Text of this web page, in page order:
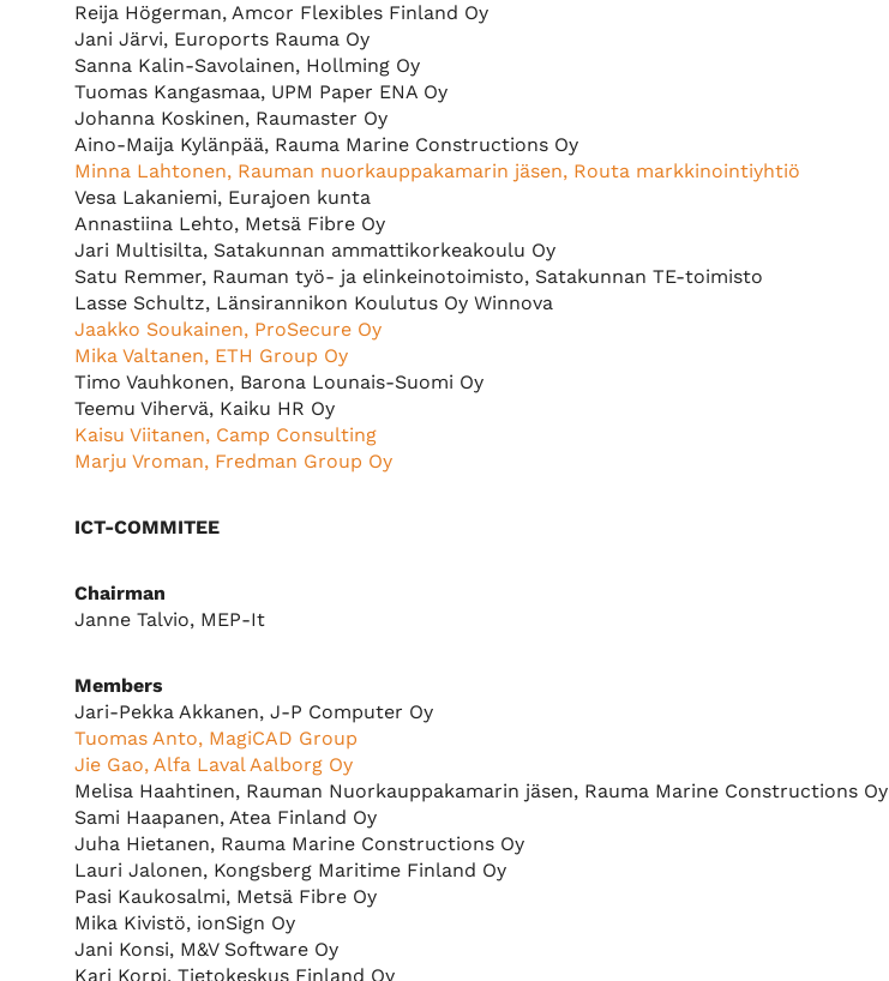
Reija Högerman, Amcor Flexibles Finland Oy
Jani Järvi, Euroports Rauma Oy
Sanna Kalin-Savolainen, Hollming Oy
Tuomas Kangasmaa, UPM Paper ENA Oy
Johanna Koskinen, Raumaster Oy
Aino-Maija Kylänpää, Rauma Marine Constructions Oy
Minna Lahtonen, Rauman nuorkauppakamarin jäsen, Routa markkinointiyhtiö
Vesa Lakaniemi, Eurajoen kunta
Annastiina Lehto, Metsä Fibre Oy
Jari Multisilta, Satakunnan ammattikorkeakoulu Oy
Satu Remmer, Rauman työ- ja elinkeinotoimisto, Satakunnan TE-toimisto
Lasse Schultz, Länsirannikon Koulutus Oy Winnova
Jaakko Soukainen, ProSecure Oy
Mika Valtanen, ETH Group Oy
Timo Vauhkonen, Barona Lounais-Suomi Oy
Teemu Vihervä, Kaiku HR Oy
Kaisu Viitanen, Camp Consulting
Marju Vroman, Fredman Group Oy
ICT-COMMITEE
Chairman
Janne Talvio, MEP-It
Members
Jari-Pekka Akkanen, J-P Computer Oy
Tuomas Anto, MagiCAD Group
Jie Gao, Alfa Laval Aalborg Oy
Melisa Haahtinen, Rauman Nuorkauppakamarin jäsen, Rauma Marine Constructions Oy
Sami Haapanen, Atea Finland Oy
Juha Hietanen, Rauma Marine Constructions Oy
Lauri Jalonen, Kongsberg Maritime Finland Oy
Pasi Kaukosalmi, Metsä Fibre Oy
Mika Kivistö, ionSign Oy
Jani Konsi, M&V Software Oy
Kari Korpi, Tietokeskus Finland Oy